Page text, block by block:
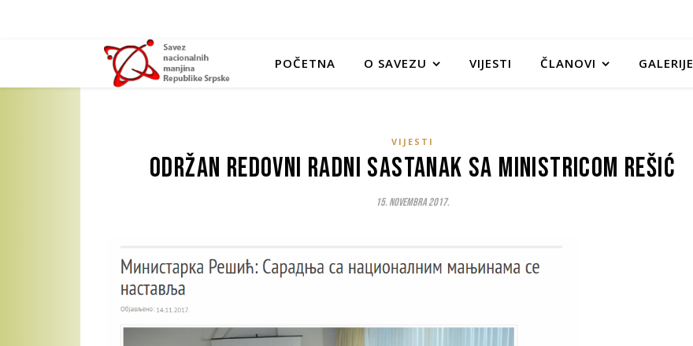
POČETNA O SAVEZU VIJESTI ČLANOVI GALERIJE
VIJESTI
Održan redovni radni sastanak sa ministricom Rešić
15. Novembra 2017.